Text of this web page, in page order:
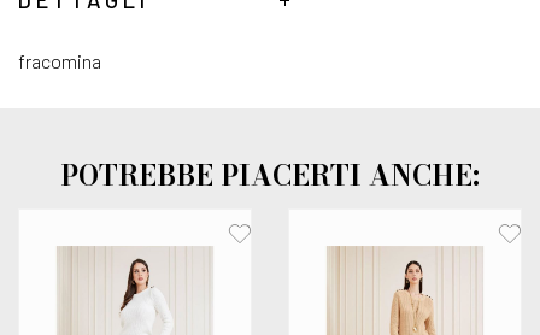
fracomina
POTREBBE PIACERTI ANCHE: